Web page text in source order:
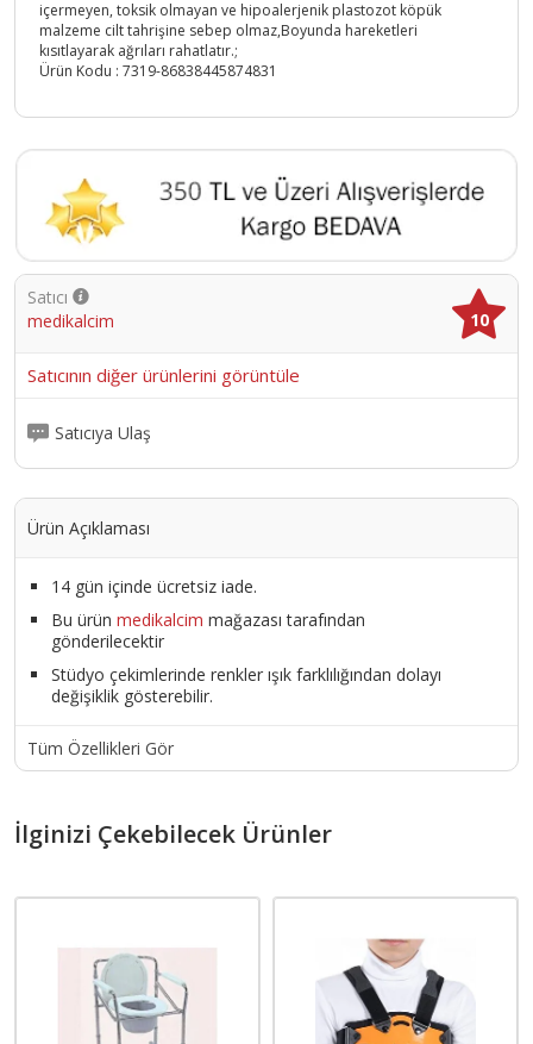
içermeyen, toksik olmayan ve hipoalerjenik plastozot köpük
malzeme cilt tahrişine sebep olmaz,Boyunda hareketleri
kısıtlayarak ağrıları rahatlatır.;
Ürün Kodu : 7319-86838445874831
Satıcı
medikalcim
10
Satıcının diğer ürünlerini görüntüle
Satıcıya Ulaş
Ürün Açıklaması
14 gün içinde ücretsiz iade.
Bu ürün medikalcim mağazası tarafından
gönderilecektir
Stüdyo çekimlerinde renkler ışık farklılığından dolayı
değişiklik gösterebilir.
Tüm Özellikleri Gör
İlginizi Çekebilecek Ürünler